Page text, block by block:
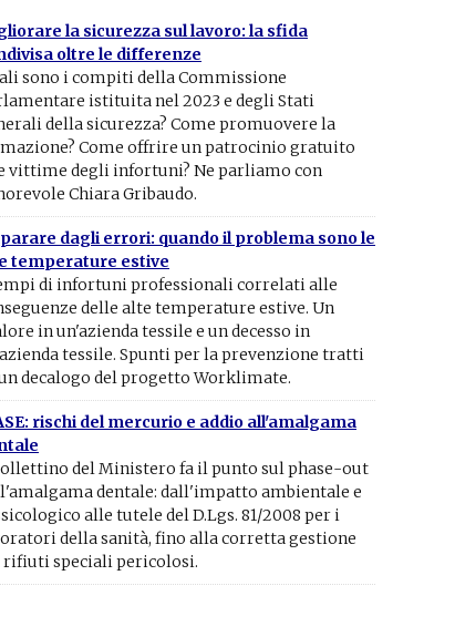
la sicurezza sul lavoro: la sfida
oltre le differenze
sono i compiti della Commissione
istituita nel 2023 e degli Stati
della sicurezza? Come promuovere la
Come offrire un patrocinio gratuito
vittime degli infortuni? Ne parliamo con
Chiara Gribaudo.
dagli errori: quando il problema sono le
temperature estive
di infortuni professionali correlati alle
delle alte temperature estive. Un
in un'azienda tessile e un decesso in
tessile. Spunti per la prevenzione tratti
decalogo del progetto Worklimate.
rischi del mercurio e addio all'amalgama
del Ministero fa il punto sul phase-out
dentale: dall'impatto ambientale e
alle tutele del D.Lgs. 81/2008 per i
della sanità, fino alla corretta gestione
rifiuti speciali pericolosi.